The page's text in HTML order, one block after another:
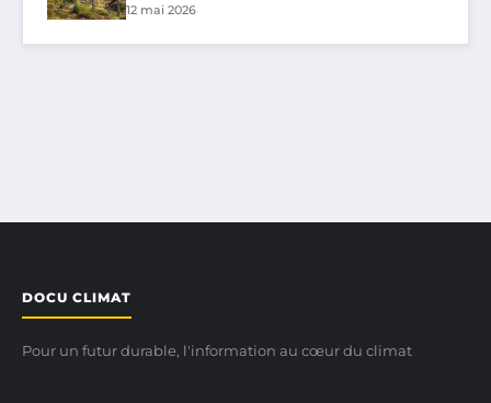
12 mai 2026
DOCU CLIMAT
Pour un futur durable, l'information au cœur du climat